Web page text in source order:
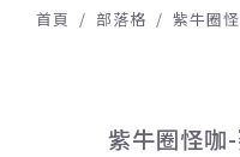
首頁 部落格 紫牛圈
紫牛圈怪咖